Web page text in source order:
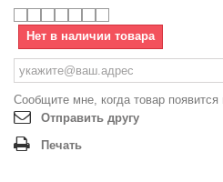
Нет в наличии товара
Сообщите мне, когда товар
Отправить другу
Печать